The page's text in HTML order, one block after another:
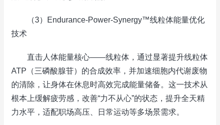
（3）Endurance-Power-Synergy™线粒体能量优化
技术
直击人体能量核心——线粒体，通过显著提升线粒体
ATP（三磷酸腺苷）的合成效率，并加速细胞内代谢废物
的清除，让身体在休息时高效完成能量储备。这一技术从
根本上缓解疲劳感，改善“力不从心”的状态，提升全天精
力水平，适配职场高压、日常运动等多场景需求。